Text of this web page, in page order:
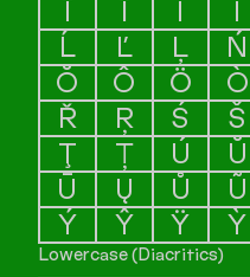
Î
Ï Ì Ī
Ĺ
Ľ Ļ Ń
Ŏ
Ô Ö Ò
Ř
Ŗ Ś Š
Ţ
Ț Ú Ŭ
Ū
Ų Ů Ũ
Ý
Ŷ Ÿ Ỳ
Lowercase (Diacritics)